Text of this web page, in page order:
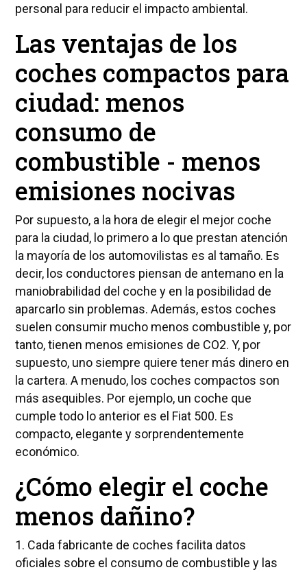
personal para reducir el impacto ambiental.
Las ventajas de los
coches compactos para
ciudad: menos
consumo de
combustible - menos
emisiones nocivas
Por supuesto, a la hora de elegir el mejor coche
para la ciudad, lo primero a lo que prestan atención
la mayoría de los automovilistas es al tamaño. Es
decir, los conductores piensan de antemano en la
maniobrabilidad del coche y en la posibilidad de
aparcarlo sin problemas. Además, estos coches
suelen consumir mucho menos combustible y, por
tanto, tienen menos emisiones de CO2. Y, por
supuesto, uno siempre quiere tener más dinero en
la cartera. A menudo, los coches compactos son
más asequibles. Por ejemplo, un coche que
cumple todo lo anterior es el Fiat 500. Es
compacto, elegante y sorprendentemente
económico.
¿Cómo elegir el coche
menos dañino?
1. Cada fabricante de coches facilita datos
oficiales sobre el consumo de combustible y las